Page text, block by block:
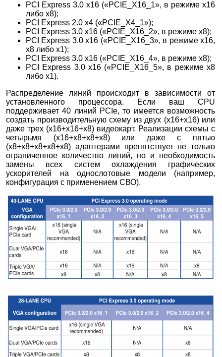
PCI Express 3.0 x16 («PCIE_X16_1», в режиме х16
либо х8);
PCI Express 2.0 x4 («PCIE_X4_1»);
PCI Express 3.0 x16 («PCIE_X16_2», в режиме х8);
PCI Express 3.0 x16 («PCIE_X16_3», в режиме х16,
х8 либо х1);
PCI Express 3.0 x16 («PCIE_X16_4», в режиме х8);
PCI Express 3.0 x16 («PCIE_X16_5», в режиме х8
либо х1).
Распределение линий происходит в зависимости от
установленного процессора. Если ваш CPU
поддерживает 40 линий PCIe, то имеется возможность
создать производительную схему из двух (х16+х16) или
даже трех (х16+х16+х8) видеокарт. Реализации схемы с
четырьмя (х16+х8+х8+х8) или даже с пятью
(х8+х8+х8+х8+х8) адаптерами препятствует не только
ограниченное количество линий, но и необходимость
замены всех систем охлаждения графических
ускорителей на однослотовые модели (например,
конфигурация с применением СВО).